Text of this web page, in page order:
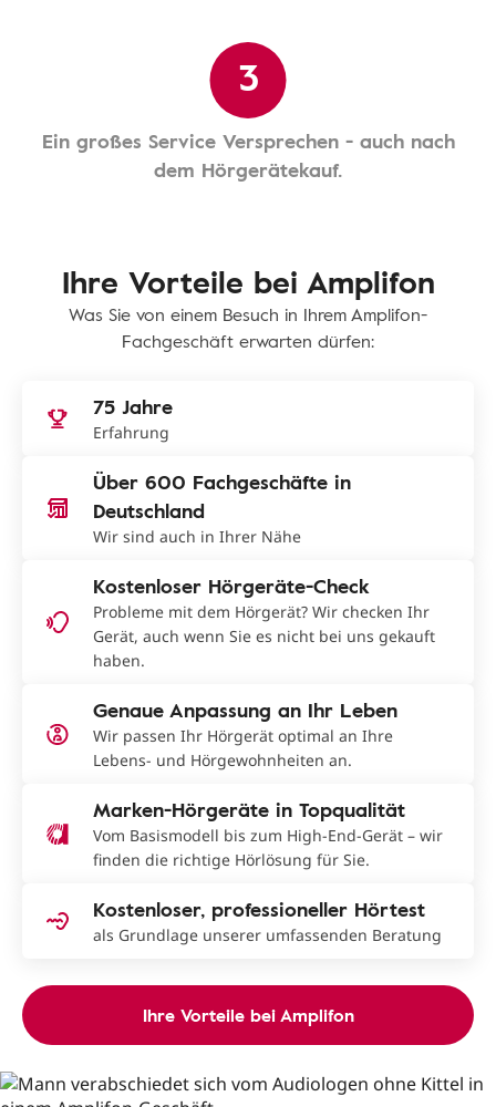
3
Ein großes Service Versprechen - auch nach
dem Hörgerätekauf.
Ihre Vorteile bei Amplifon
Was Sie von einem Besuch in Ihrem Amplifon-
Fachgeschäft erwarten dürfen:
75 Jahre
Erfahrung
Über 600 Fachgeschäfte in
Deutschland
Wir sind auch in Ihrer Nähe
Kostenloser Hörgeräte-Check
Probleme mit dem Hörgerät? Wir checken Ihr
Gerät, auch wenn Sie es nicht bei uns gekauft
haben.
Genaue Anpassung an Ihr Leben
Wir passen Ihr Hörgerät optimal an Ihre
Lebens- und Hörgewohnheiten an.
Marken-Hörgeräte in Topqualität
Vom Basismodell bis zum High-End-Gerät – wir
finden die richtige Hörlösung für Sie.
Kostenloser, professioneller Hörtest
als Grundlage unserer umfassenden Beratung
Ihre Vorteile bei Amplifon